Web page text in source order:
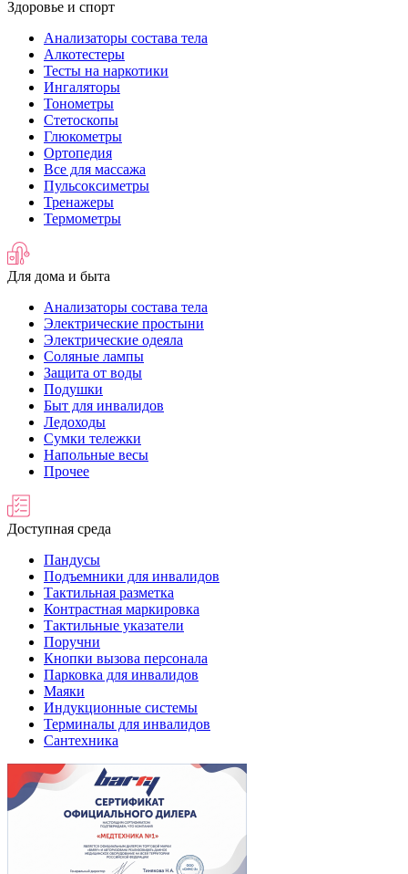
Здоровье и спорт
Анализаторы состава тела
Алкотестеры
Тесты на наркотики
Ингаляторы
Тонометры
Стетоскопы
Глюкометры
Ортопедия
Все для массажа
Пульсоксиметры
Тренажеры
Термометры
Для дома и быта
Анализаторы состава тела
Электрические простыни
Электрические одеяла
Соляные лампы
Защита от воды
Подушки
Быт для инвалидов
Ледоходы
Сумки тележки
Напольные весы
Прочее
Доступная среда
Пандусы
Подъемники для инвалидов
Тактильная разметка
Контрастная маркировка
Тактильные указатели
Поручни
Кнопки вызова персонала
Парковка для инвалидов
Маяки
Индукционные системы
Терминалы для инвалидов
Сантехника